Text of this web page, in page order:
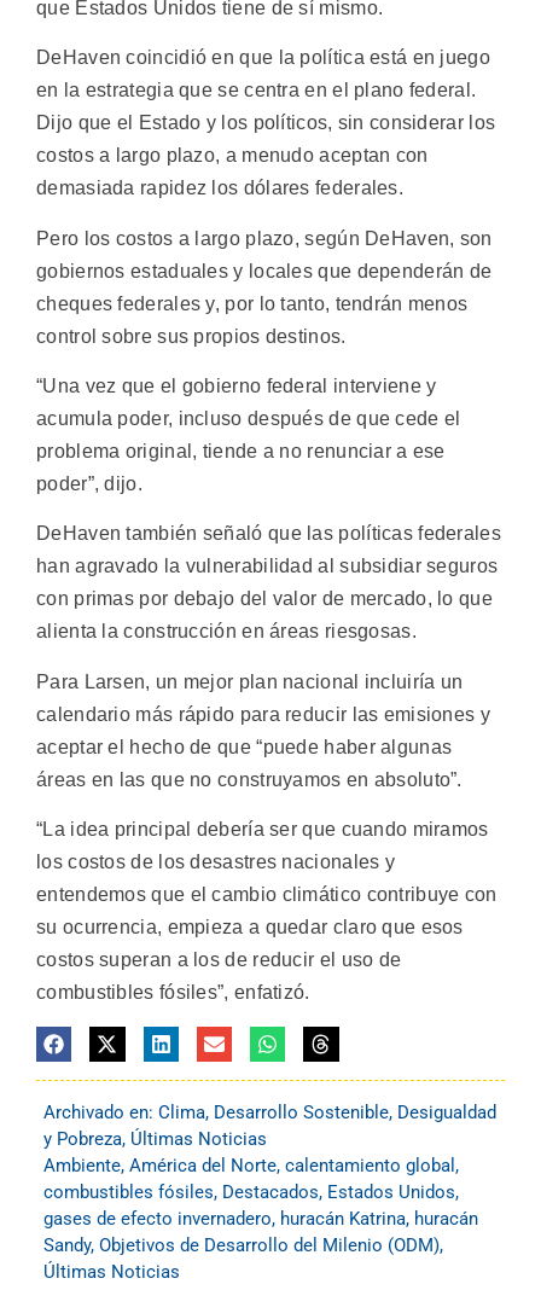
que Estados Unidos tiene de sí mismo.
DeHaven coincidió en que la política está en juego
en la estrategia que se centra en el plano federal.
Dijo que el Estado y los políticos, sin considerar los
costos a largo plazo, a menudo aceptan con
demasiada rapidez los dólares federales.
Pero los costos a largo plazo, según DeHaven, son
gobiernos estaduales y locales que dependerán de
cheques federales y, por lo tanto, tendrán menos
control sobre sus propios destinos.
“Una vez que el gobierno federal interviene y
acumula poder, incluso después de que cede el
problema original, tiende a no renunciar a ese
poder”, dijo.
DeHaven también señaló que las políticas federales
han agravado la vulnerabilidad al subsidiar seguros
con primas por debajo del valor de mercado, lo que
alienta la construcción en áreas riesgosas.
Para Larsen, un mejor plan nacional incluiría un
calendario más rápido para reducir las emisiones y
aceptar el hecho de que “puede haber algunas
áreas en las que no construyamos en absoluto”.
“La idea principal debería ser que cuando miramos
los costos de los desastres nacionales y
entendemos que el cambio climático contribuye con
su ocurrencia, empieza a quedar claro que esos
costos superan a los de reducir el uso de
combustibles fósiles”, enfatizó.
Archivado en: Clima, Desarrollo Sostenible, Desigualdad
y Pobreza, Últimas Noticias
Ambiente, América del Norte, calentamiento global ,
combustibles fósiles, Destacados, Estados Unidos,
gases de efecto invernadero, huracán Katrina, huracán
Sandy, Objetivos de Desarrollo del Milenio (ODM),
Últimas Noticias